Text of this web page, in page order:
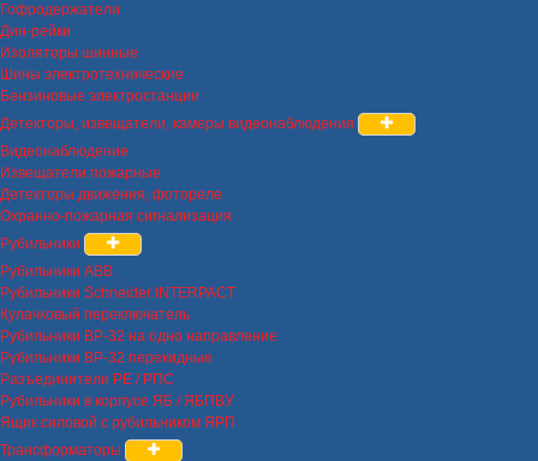
Гофродержатели
Дин-рейки
Изоляторы шинные
Шины электротехнические
Бензиновые электростанции
Детекторы, извещатели, камеры видеонаблюдения
Видеонаблюдение
Извещатели пожарные
Детекторы движения, фотореле
Охранно-пожарная сигнализация
Рубильники
Рубильники ABB
Рубильники Schneider INTERPACT
Кулачковый переключатель
Рубильники ВР-32 на одно направление
Рубильники ВР-32 перекидные
Разъединители РЕ / РПС
Рубильники в корпусе ЯБ / ЯБПВУ
Ящик силовой с рубильником ЯРП
Трансформаторы